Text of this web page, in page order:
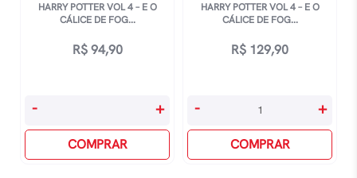
HARRY POTTER VOL 4 – E O
CÁLICE DE FOG...
R$94,90
Harry
4
- +
COMPRAR
HARRY POTTER VOL 4 – E O
CÁLICE DE FOG...
R$ 129,90
Harry
4
- +
COMPRAR